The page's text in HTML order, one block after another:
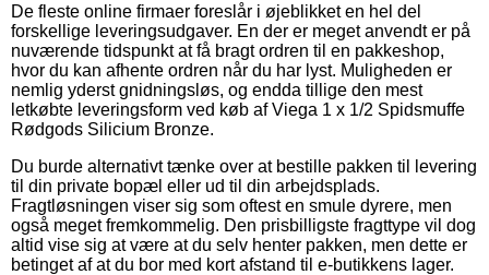
De fleste online firmaer foreslår i øjeblikket en hel del
forskellige leveringsudgaver. En der er meget anvendt er på
nuværende tidspunkt at få bragt ordren til en pakkeshop,
hvor du kan afhente ordren når du har lyst. Muligheden er
nemlig yderst gnidningsløs, og endda tillige den mest
letkøbte leveringsform ved køb af Viega 1 x 1/2 Spidsmuffe
Rødgods Silicium Bronze.
Du burde alternativt tænke over at bestille pakken til levering
til din private bopæl eller ud til din arbejdsplads.
Fragtløsningen viser sig som oftest en smule dyrere, men
også meget fremkommelig. Den prisbilligste fragttype vil dog
altid vise sig at være at du selv henter pakken, men dette er
betinget af at du bor med kort afstand til e-butikkens lager.